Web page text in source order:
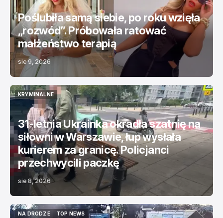
Poślubiła samą siebie, po roku wzięła
„rozwód”. Próbowała ratować
małżeństwo terapią
sie 9, 2026
KRYMINALNE
KRYMINALNE
31-letnia Ukrainka okradła szatnię na
siłowni w Warszawie, łup wysłała
kurierem za granicę. Policjanci
przechwycili paczkę
sie 8, 2026
NA DRODZE
TOP NEWS